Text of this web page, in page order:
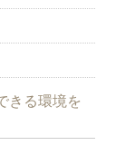
きる環境を